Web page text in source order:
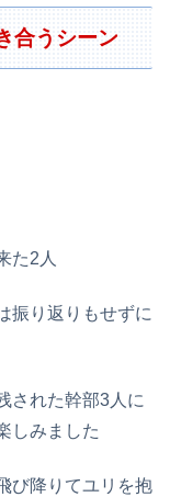
合うシーン
た2人
振り返りもせずに
された幹部3人に
しみました
び降りてユリを抱